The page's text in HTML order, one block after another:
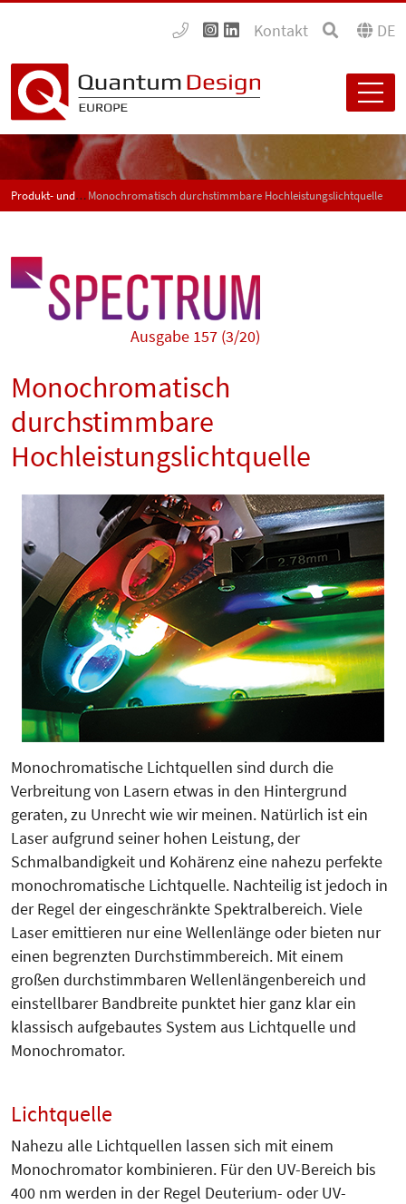
Kontakt DE
Produkt- und Anwendungsneuigkeiten - SPECTRUMMonochromatisch durchstimmbare Hochleistungslichtquelle
Ausgabe 157 (3/20)
Monochromatisch
durchstimmbare
Hochleistungslichtquelle
Monochromatische Lichtquellen sind durch die
Verbreitung von Lasern etwas in den Hintergrund
geraten, zu Unrecht wie wir meinen. Natürlich ist ein
Laser aufgrund seiner hohen Leistung, der
Schmalbandigkeit und Kohärenz eine nahezu perfekte
monochromatische Lichtquelle. Nachteilig ist jedoch in
der Regel der eingeschränkte Spektralbereich. Viele
Laser emittieren nur eine Wellenlänge oder bieten nur
einen begrenzten Durchstimmbereich. Mit einem
großen durchstimmbaren Wellenlängenbereich und
einstellbarer Bandbreite punktet hier ganz klar ein
klassisch aufgebautes System aus Lichtquelle und
Monochromator.
Lichtquelle
Nahezu alle Lichtquellen lassen sich mit einem
Monochromator kombinieren. Für den UV-Bereich bis
400 nm werden in der Regel Deuterium- oder UV-